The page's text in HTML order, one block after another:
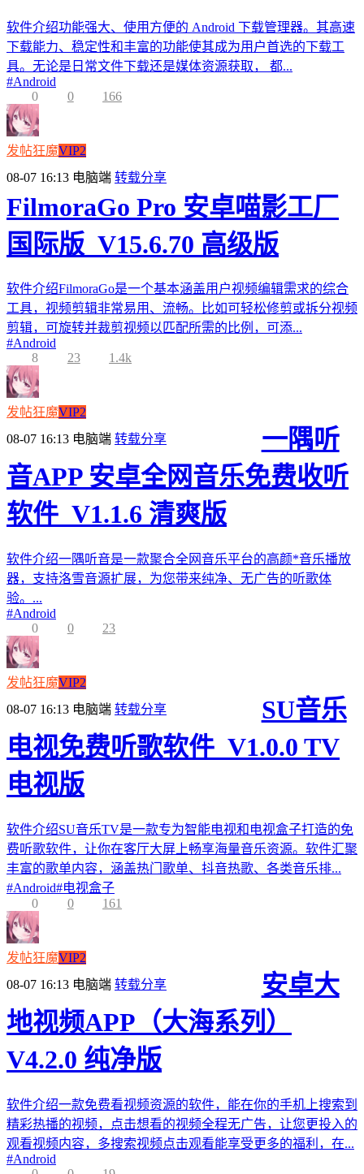
软件介绍功能强大、使用方便的 Android 下载管理器。其高速
下载能力、稳定性和丰富的功能使其成为用户首选的下载工
具。无论是日常文件下载还是媒体资源获取， 都...
#Android
0
0 166
发帖狂魔VIP2
08-07 16:13 电脑端 转载分享
FilmoraGo Pro 安卓喵影工厂
国际版_V15.6.70 高级版
软件介绍FilmoraGo是一个基本涵盖用户视频编辑需求的综合
工具，视频剪辑非常易用、流畅。比如可轻松修剪或拆分视频
剪辑，可旋转并裁剪视频以匹配所需的比例，可添...
#Android
8
23 1.4k
发帖狂魔VIP2
08-07 16:13 电脑端 转载分享
一隅听
音APP 安卓全网音乐免费收听
软件_V1.1.6 清爽版
软件介绍一隅听音是一款聚合全网音乐平台的高颜*音乐播放
器，支持洛雪音源扩展，为您带来纯净、无广告的听歌体
验。...
#Android
0
0 23
发帖狂魔VIP2
08-07 16:13 电脑端 转载分享
SU音乐
电视免费听歌软件_V1.0.0 TV
电视版
软件介绍SU音乐TV是一款专为智能电视和电视盒子打造的免
费听歌软件，让你在客厅大屏上畅享海量音乐资源。软件汇聚
丰富的歌单内容，涵盖热门歌单、抖音热歌、各类音乐排...
#Android#电视盒子
0
0 161
发帖狂魔VIP2
08-07 16:13 电脑端 转载分享
安卓大
地视频APP（大海系列）
V4.2.0 纯净版
软件介绍一款免费看视频资源的软件，能在你的手机上搜索到
精彩热播的视频，点击想看的视频全程无广告，让您更投入的
观看视频内容，多搜索视频点击观看能享受更多的福利，在...
#Android